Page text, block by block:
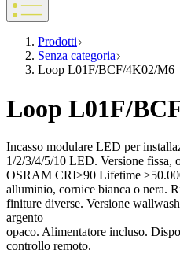
Prodotti
Senza categoria
Loop L01F/BCF/4K02/M6
Loop L01F/
Incasso modulare LED per
1/2/3/4/5/10 LED. Versione fissa,
OSRAM CRI>90 Lifetime
alluminio, cornice bianca o nera.
finiture diverse. Versione
argento
opaco. Alimentatore incluso.
controllo remoto.